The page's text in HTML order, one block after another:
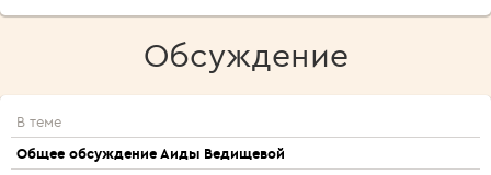
Обсуждение
В теме
Общее обсуждение Аиды Ведищевой